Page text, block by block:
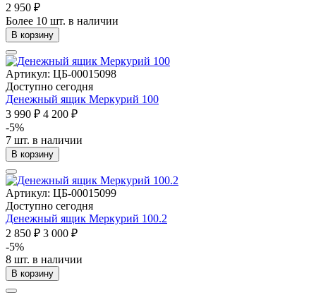
2 950 ₽
Более 10 шт. в наличии
В корзину
Артикул: ЦБ-00015098
Доступно сегодня
Денежный ящик Меркурий 100
3 990 ₽ 4 200 ₽
-5%
7 шт. в наличии
В корзину
Артикул: ЦБ-00015099
Доступно сегодня
Денежный ящик Меркурий 100.2
2 850 ₽ 3 000 ₽
-5%
8 шт. в наличии
В корзину